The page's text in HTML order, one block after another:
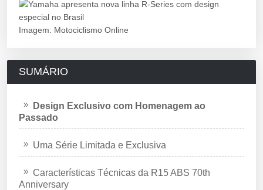
Imagem: Motociclismo Online
SUMÁRIO
Design Exclusivo com Homenagem ao
Passado
Uma Série Limitada e Exclusiva
Características Técnicas da R15 ABS 70th
Anniversary